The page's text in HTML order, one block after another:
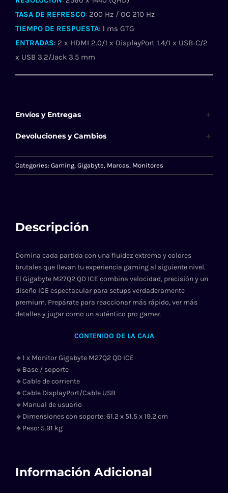
TASA DE REFRESCO: 200 Hz / OC 210 Hz
TIEMPO DE RESPUESTA: 1 ms GTG
ENTRADAS: 2 x HDMI 2.0/1 x DisplayPort 1.4/1 x USB-C/2
x USB 3.2/Jack 3.5 mm
Envíos y Entregas
Devoluciones y Cambios
Categories: Gaming, Gigabyte, Marcas, Monitores
Descripción
Domina cada partida con una fluidez extrema y colores
brutales que llevan tu experiencia gaming al siguiente nivel.
El Gigabyte M27Q2 QD ICE combina velocidad, precisión y un
diseño ICE espectacular para setups verdaderamente
premium. Prepárate para reaccionar más rápido, ver más
detalles y jugar como un auténtico pro gamer.
CONTENIDO DE LA CAJA
🔹1 x Monitor Gigabyte M27Q2 QD ICE
🔹Base / soporte
🔹Cable de corriente
🔹Cable DisplayPort/Cable USB
🔹Manual de usuario
🔹Dimensiones con soporte: 61.2 x 51.5 x 19.2 cm
🔹Peso: 5.91 kg
Información Adicional